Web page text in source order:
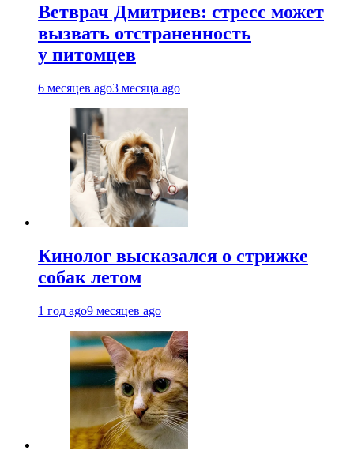
Ветврач Дмитриев: стресс может
вызвать отстраненность
у питомцев
6 месяцев ago3 месяца ago
Кинолог высказался о стрижке
собак летом
1 год ago9 месяцев ago